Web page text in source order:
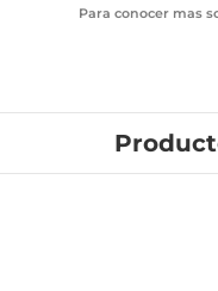
Para conocer mas